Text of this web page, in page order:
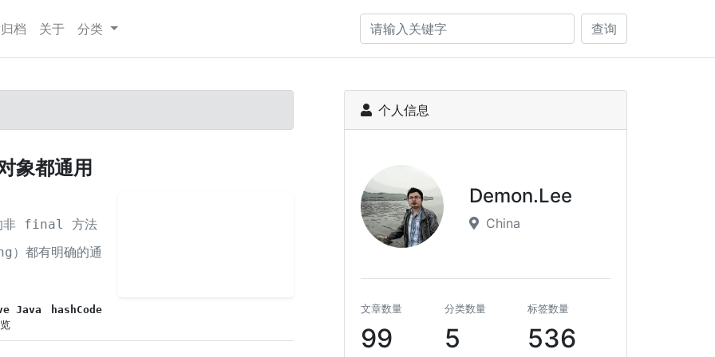
档 关于 分类 查询
都通用
的非 final 方法
都有明确的通
Java
hashCode
个人信息
Demon.Lee
China
文章数量
99
分类数量
5
标签数量
536